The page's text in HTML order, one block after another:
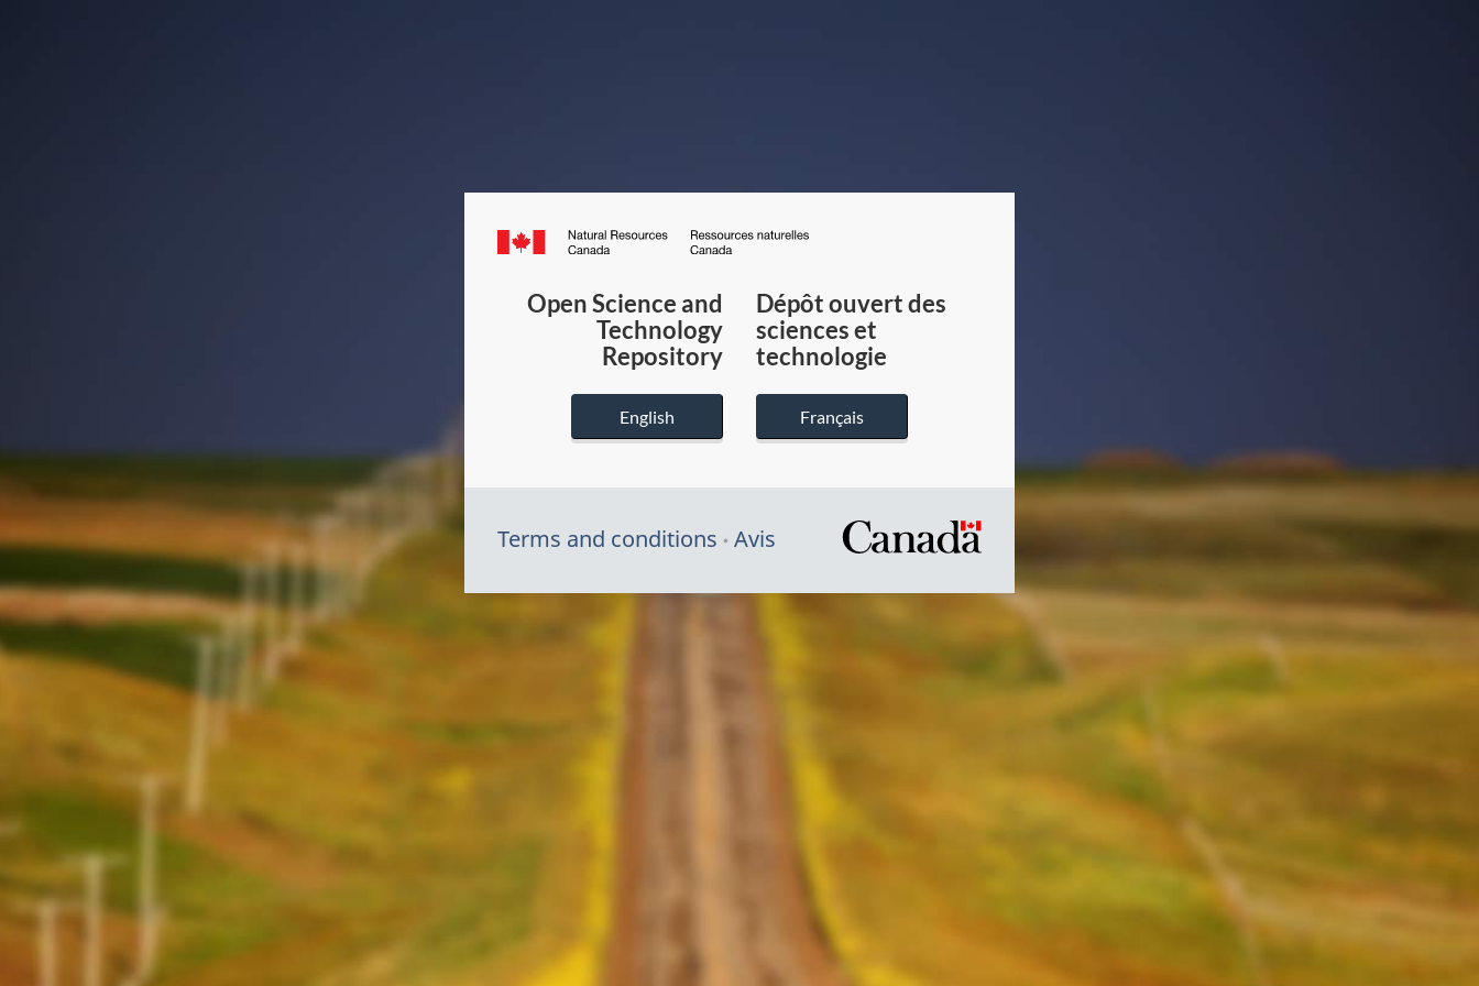
Canada.ca
du
Canada
Open Science and
Technology
Repository
English
Dépôt ouvert des
sciences et
technologie
Français
Terms and conditions Avis
/
Symbole
du
gouvernement
du